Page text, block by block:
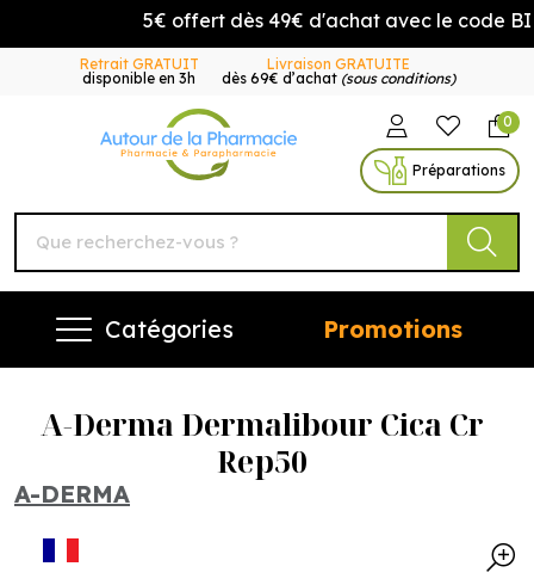
5€ offert dès 49€ d'achat avec le code
Retrait GRATUIT
disponible en 3h
Livraison GRATUITE
dès 69€ d’achat (sous conditions)
Autour de la Pharmacie
0
Préparations
Catégories Promotions
A-Derma Dermalibour Cica Cr
Rep50
A-DERMA